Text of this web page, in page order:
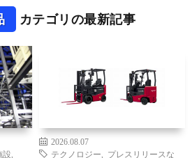
カテゴリの最新記事
設
2026.08.07
テクノロジー
プレスリリースな